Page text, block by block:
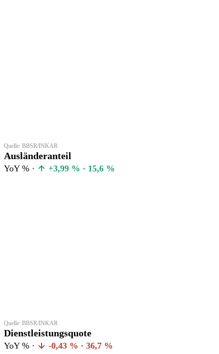
Quelle: BBSR/INKAR
Ausländeranteil
YoY % · +3,99 % · 15,6 %
Quelle: BBSR/INKAR
Dienstleistungsquote
YoY % · -0,43 % · 36,7 %